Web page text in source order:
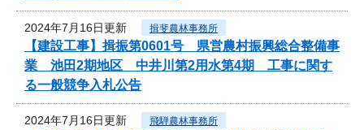
2024年7月16日更新 揖斐農林事務所
【建設工事】揖振第0601号 県営農村振興総合整備事
業 池田2期地区 中井川第2用水第4期 工事に関す
る一般競争入札公告
2024年7月16日更新 飛騨農林事務所